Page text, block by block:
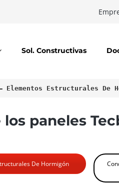
Sol. Constructivas
– Elementos Estructurales De
paneles
De Hormigón